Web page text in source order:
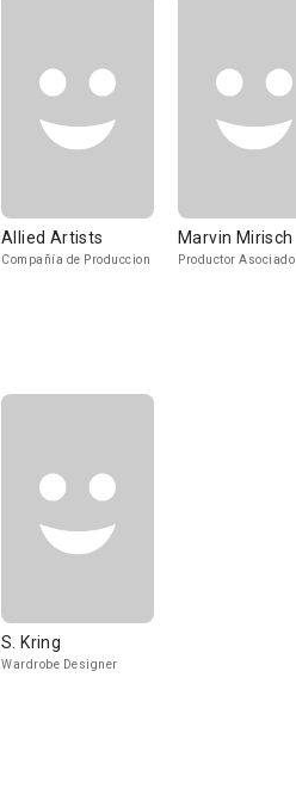
Allied Artists
Compañía de Produccion
Marvin Mirisch
Productor Asociado
S. Kring
Wardrobe Designer